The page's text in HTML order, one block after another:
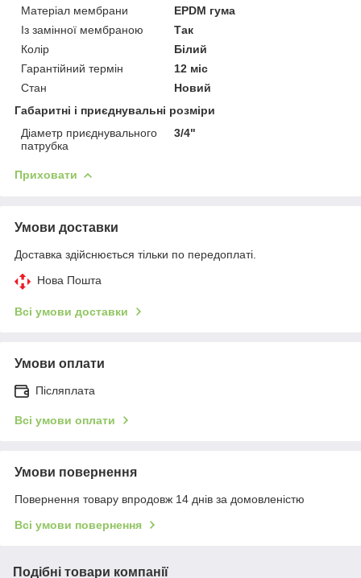
Матеріал мембрани
EPDM гума
Із замінної мембраною
Так
Колір
Білий
Гарантійний термін
12 міс
Стан
Новий
Габаритні і приєднувальні розміри
Діаметр приєднувального
патрубка
3/4"
Приховати
Умови доставки
Доставка здійснюється тільки по передоплаті.
Нова Пошта
Всі умови доставки
Умови оплати
Післяплата
Всі умови оплати
Умови повернення
Повернення товару впродовж 14 днів за домовленістю
Всі умови повернення
Подібні товари компанії